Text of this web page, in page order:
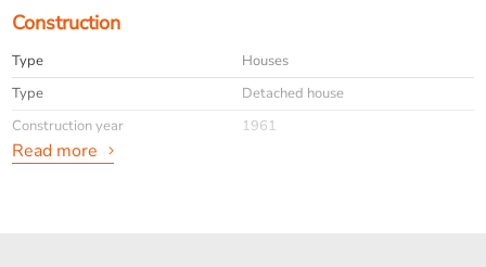
Construction
Type
Houses
Type
Detached house
Construction year
1961
Read more